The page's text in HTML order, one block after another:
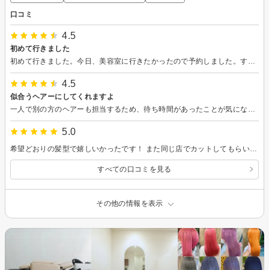
口コミ
4.5
初めて行きました
4.5
似合うヘアーにしてくれますよ
5.0
希望どおりの髪型で嬉しいかったです！ また同じ店でカットしてもらいたいです！
すべての口コミを見る
その他の情報を表示